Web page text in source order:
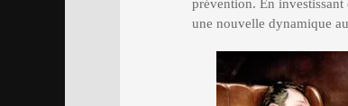
prévention. En investissant
une nouvelle dynamique